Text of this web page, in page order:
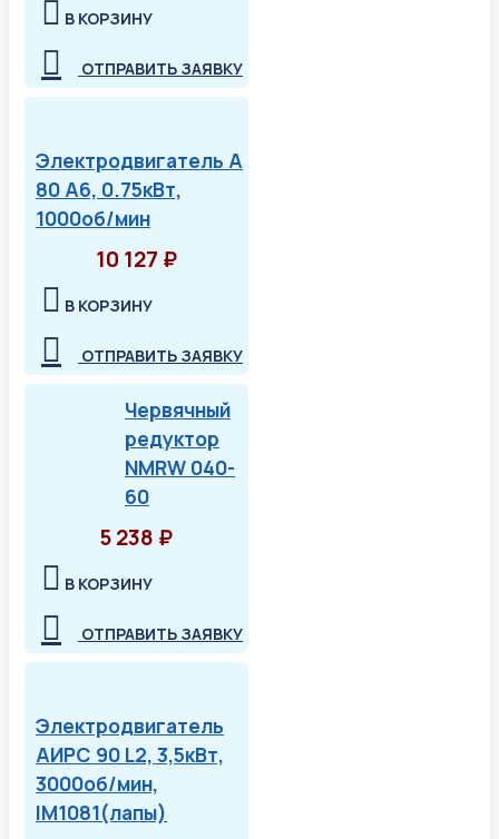
В КОРЗИНУ
ОТПРАВИТЬ ЗАЯВКУ
Электродвигатель А
80 А6, 0.75кВт,
1000об/мин
10 127 ₽
В КОРЗИНУ
ОТПРАВИТЬ ЗАЯВКУ
Червячный
редуктор
NMRW 040-
60
5 238 ₽
В КОРЗИНУ
ОТПРАВИТЬ ЗАЯВКУ
Электродвигатель
АИРС 90 L2, 3,5кВт,
3000об/мин,
IM1081(лапы)